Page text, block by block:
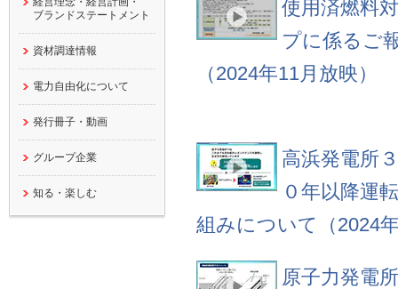
使用済燃料
プに係るご
（2024年11月放映）
高浜発電所
０年以降運
組みについて（2024
原子力発電
ブランドステートメント
資材調達情報
電力自由化について
発行冊子・動画
グループ企業
知る・楽しむ